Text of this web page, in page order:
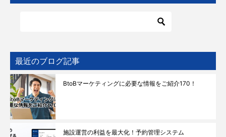
最近のブログ記事
BtoBマーケティングに必要な情報をご紹介170！
施設運営の利益を最大化！予約管理システム